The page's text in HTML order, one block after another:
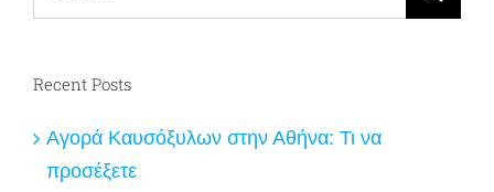
for:
Recent Posts
Αγορά Καυσόξυλων στην Αθήνα: Τι να
προσέξετε